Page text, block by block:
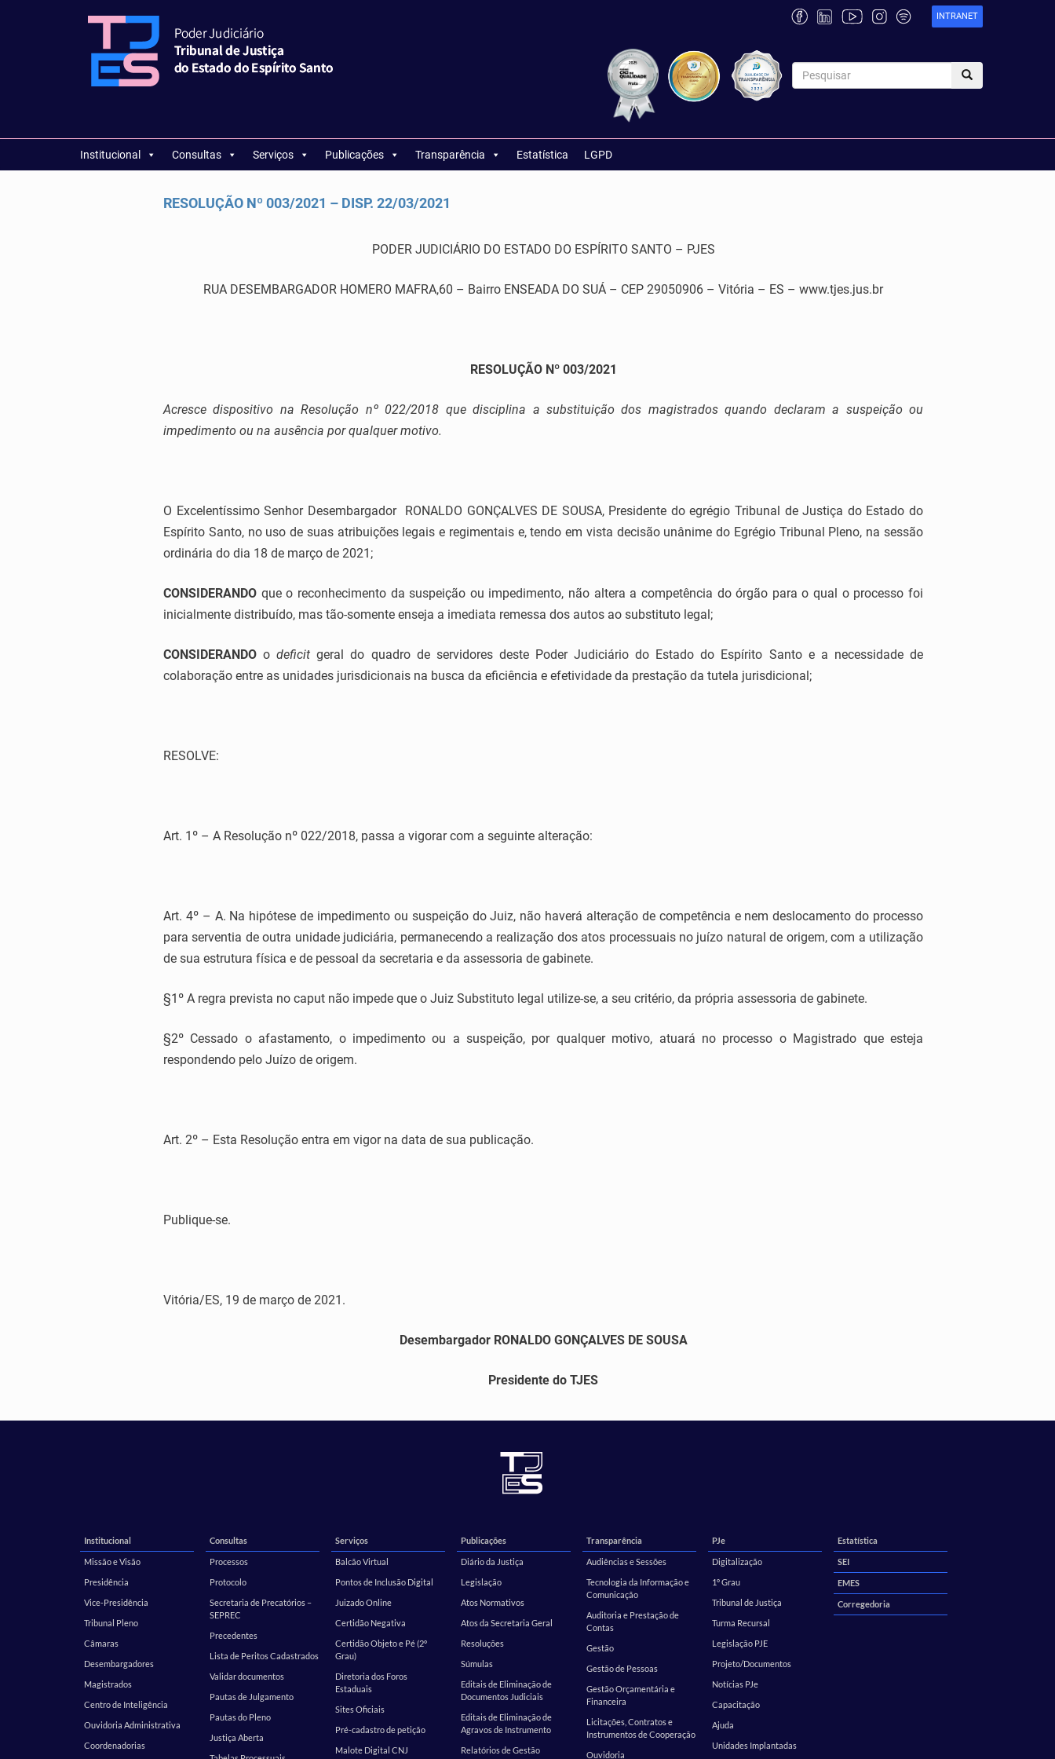
INTRANET
Institucional Consultas Serviços Publicações Transparência Estatística LGPD
RESOLUÇÃO Nº 003/2021 – DISP. 22/03/2021
PODER JUDICIÁRIO DO ESTADO DO ESPÍRITO SANTO – PJES
RUA DESEMBARGADOR HOMERO MAFRA,60 – Bairro ENSEADA DO SUÁ – CEP 29050906 – Vitória – ES – www.tjes.jus.br
RESOLUÇÃO Nº 003/2021
Acresce dispositivo na Resolução nº 022/2018 que disciplina a substituição dos magistrados quando declaram a suspeição ou
impedimento ou na ausência por qualquer motivo.
O Excelentíssimo Senhor Desembargador RONALDO GONÇALVES DE SOUSA, Presidente do egrégio Tribunal de Justiça do Estado do
Espírito Santo, no uso de suas atribuições legais e regimentais e, tendo em vista decisão unânime do Egrégio Tribunal Pleno, na sessão
ordinária do dia 18 de março de 2021;
CONSIDERANDO que o reconhecimento da suspeição ou impedimento, não altera a competência do órgão para o qual o processo foi
inicialmente distribuído, mas tão-somente enseja a imediata remessa dos autos ao substituto legal;
CONSIDERANDOodeficitgeral do quadro de servidores deste Poder Judiciário do Estado do Espírito Santo e a necessidade de
colaboração entre as unidades jurisdicionais na busca da eficiência e efetividade da prestação da tutela jurisdicional;
RESOLVE:
Art. 1º – A Resolução nº 022/2018, passa a vigorar com a seguinte alteração:
Art. 4º – A. Na hipótese de impedimento ou suspeição do Juiz, não haverá alteração de competência e nem deslocamento do processo
para serventia de outra unidade judiciária, permanecendo a realização dos atos processuais no juízo natural de origem, com a utilização
de sua estrutura física e de pessoal da secretaria e da assessoria de gabinete.
§1º A regra prevista no caput não impede que o Juiz Substituto legal utilize-se, a seu critério, da própria assessoria de gabinete.
§2º Cessado o afastamento, o impedimento ou a suspeição, por qualquer motivo, atuará no processo o Magistrado que esteja
respondendo pelo Juízo de origem.
Art. 2º – Esta Resolução entra em vigor na data de sua publicação.
Publique-se.
Vitória/ES, 19 de março de 2021.
Desembargador RONALDO GONÇALVES DE SOUSA
Presidente do TJES
Institucional
Missão e Visão
Presidência
Vice-Presidência
Tribunal Pleno
Câmaras
Desembargadores
Magistrados
Centro de Inteligência
Ouvidoria Administrativa
Coordenadorias
Consultas
Processos
Protocolo
Secretaria de Precatórios –
SEPREC
Precedentes
Lista de Peritos Cadastrados
Validar documentos
Pautas de Julgamento
Pautas do Pleno
Justiça Aberta
Serviços
Balcão Virtual
Pontos de Inclusão Digital
Juizado Online
Certidão Negativa
Certidão Objeto e Pé (2º
Grau)
Diretoria dos Foros
Estaduais
Sites Oficiais
Pré-cadastro de petição
Malote Digital CNJ
Publicações
Diário da Justiça
Legislação
Atos Normativos
Atos da Secretaria Geral
Resoluções
Súmulas
Editais de Eliminação de
Documentos Judiciais
Editais de Eliminação de
Agravos de Instrumento
Relatórios de Gestão
Transparência
Audiências e Sessões
Tecnologia da Informação e
Comunicação
Auditoria e Prestação de
Contas
Gestão
Gestão de Pessoas
Gestão Orçamentária e
Financeira
Licitações, Contratos e
Instrumentos de Cooperação
Ouvidoria
PJe
Digitalização
1º Grau
Tribunal de Justiça
Turma Recursal
Legislação PJE
Projeto/Documentos
Notícias PJe
Capacitação
Ajuda
Unidades Implantadas
Estatística
SEI
EMES
Corregedoria